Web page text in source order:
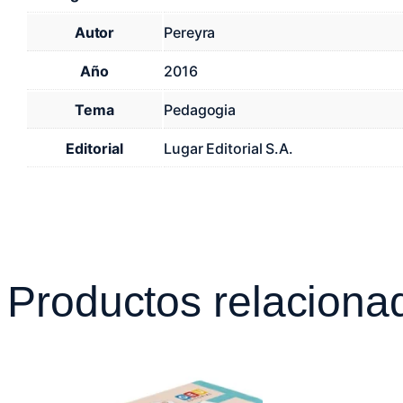
Autor Pereyra
Año 2016
Tema Pedagogia
Editorial Lugar Editorial S.A.
Productos